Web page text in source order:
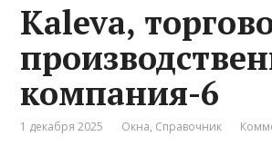
Kaleva,
компания-6
1 декабря 2025 Окна, Справочник